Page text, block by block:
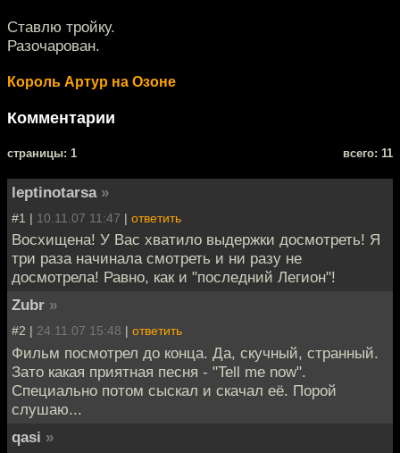
Ставлю тройку.
Разочарован.
Король Артур на Озоне
Комментарии
cтраницы: 1 всего: 11
leptinotarsa »
#1 | 10.11.07 11:47 | ответить
Восхищена! У Вас хватило выдержки досмотреть! Я
три раза начинала смотреть и ни разу не
досмотрела! Равно, как и "последний Легион"!
Zubr »
#2 | 24.11.07 15:48 | ответить
Фильм посмотрел до конца. Да, скучный, странный.
Зато какая приятная песня - "Tell me now".
Специально потом сыскал и скачал её. Порой
слушаю...
qasi »